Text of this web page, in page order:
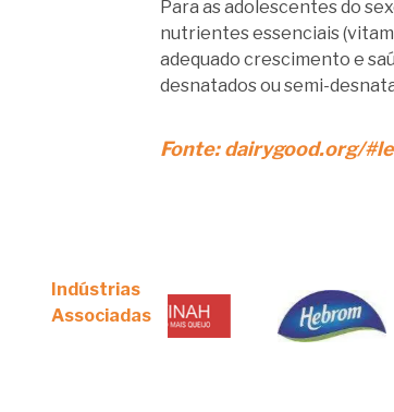
Para as adolescentes do
nutrientes essenciais
adequado crescimento e
desnatados ou semi-
Fonte: dairygood.org/
Indústrias
Associadas